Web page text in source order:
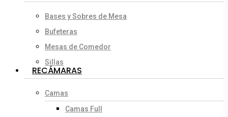
Bases y Sobres de Mesa
Bufeteras
Mesas de Comedor
Sillas
RECÁMARAS
Camas
Camas Full